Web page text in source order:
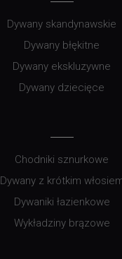
Dywany skandynawskie
Dywany błękitne
Dywany ekskluzywne
Dywany dziecięce
Chodniki sznurkowe
Dywany z krótkim
Dywaniki łazienkowe
Wykładziny brązowe